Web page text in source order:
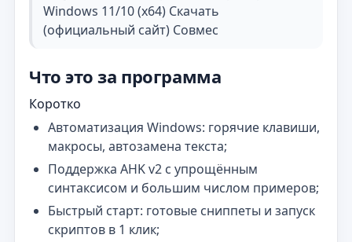
Windows 11/10 (x64) Скачать
(официальный сайт) Совмес
Что это за программа
Коротко
Автоматизация Windows: горячие клавиши,
макросы, автозамена текста;
Поддержка AHK v2 с упрощённым
синтаксисом и большим числом примеров;
Быстрый старт: готовые сниппеты и запуск
скриптов в 1 клик;